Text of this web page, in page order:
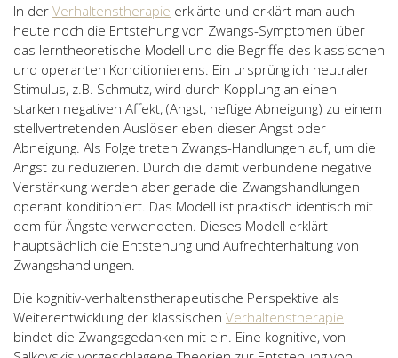
In der Verhaltenstherapie erklärte und erklärt man auch
heute noch die Entstehung von Zwangs-Symptomen über
das lerntheoretische Modell und die Begriffe des klassischen
und operanten Konditionierens. Ein ursprünglich neutraler
Stimulus, z.B. Schmutz, wird durch Kopplung an einen
starken negativen Affekt, (Angst, heftige Abneigung) zu einem
stellvertretenden Auslöser eben dieser Angst oder
Abneigung. Als Folge treten Zwangs-Handlungen auf, um die
Angst zu reduzieren. Durch die damit verbundene negative
Verstärkung werden aber gerade die Zwangshandlungen
operant konditioniert. Das Modell ist praktisch identisch mit
dem für Ängste verwendeten. Dieses Modell erklärt
hauptsächlich die Entstehung und Aufrechterhaltung von
Zwangshandlungen.
Die kognitiv-verhaltenstherapeutische Perspektive als
Weiterentwicklung der klassischen Verhaltenstherapie
bindet die Zwangsgedanken mit ein. Eine kognitive, von